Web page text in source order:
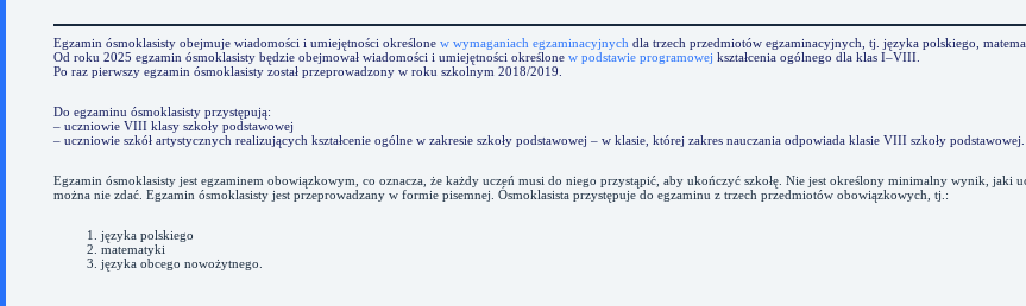
Egzamin ósmoklasisty obejmuje wiadomości i umiejętności określone w wymaganiach egzaminacyjnych dla trzech przedmiotów egzaminacyjnych, tj. języka polskiego,
Od roku 2025 egzamin ósmoklasisty będzie obejmował wiadomości i umiejętności określone w podstawie programowej kształcenia ogólnego dla klas I–VIII.
Po raz pierwszy egzamin ósmoklasisty został przeprowadzony w roku szkolnym 2018/2019.
Do egzaminu ósmoklasisty przystępują:
– uczniowie VIII klasy szkoły podstawowej
– uczniowie szkół artystycznych realizujących kształcenie ogólne w zakresie szkoły podstawowej – w klasie, której zakres nauczania odpowiada klasie VIII szkoły podstawowej.
Egzamin ósmoklasisty jest egzaminem obowiązkowym, co oznacza, że każdy uczeń musi do niego przystąpić, aby ukończyć szkołę. Nie jest określony minimalny wynik, jaki
można nie zdać. Egzamin ósmoklasisty jest przeprowadzany w formie pisemnej. Ósmoklasista przystępuje do egzaminu z trzech przedmiotów obowiązkowych, tj.:
języka polskiego
matematyki
języka obcego nowożytnego.